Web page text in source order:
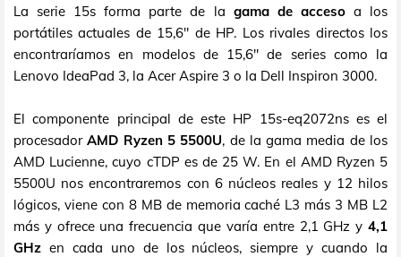
La serie 15s forma parte de la gama de accesoa los
portátiles actuales de 15,6" de HP. Los rivales directos los
encontraríamos en modelos de 15,6" de series como la
Lenovo IdeaPad 3, la Acer Aspire 3 o la Dell Inspiron 3000.
El componente principal de este HP 15s-eq2072ns es el
procesadorAMD Ryzen 5 5500U, de la gama media de los
AMD Lucienne, cuyo cTDP es de 25 W. En el AMD Ryzen 5
5500U nos encontraremos con 6 núcleos reales y 12 hilos
lógicos, viene con 8 MB de memoria caché L3 más 3 MB L2
más y ofrece una frecuencia que varía entre 2,1 GHz y 4,1
GHz en cada uno de los núcleos, siempre y cuando la